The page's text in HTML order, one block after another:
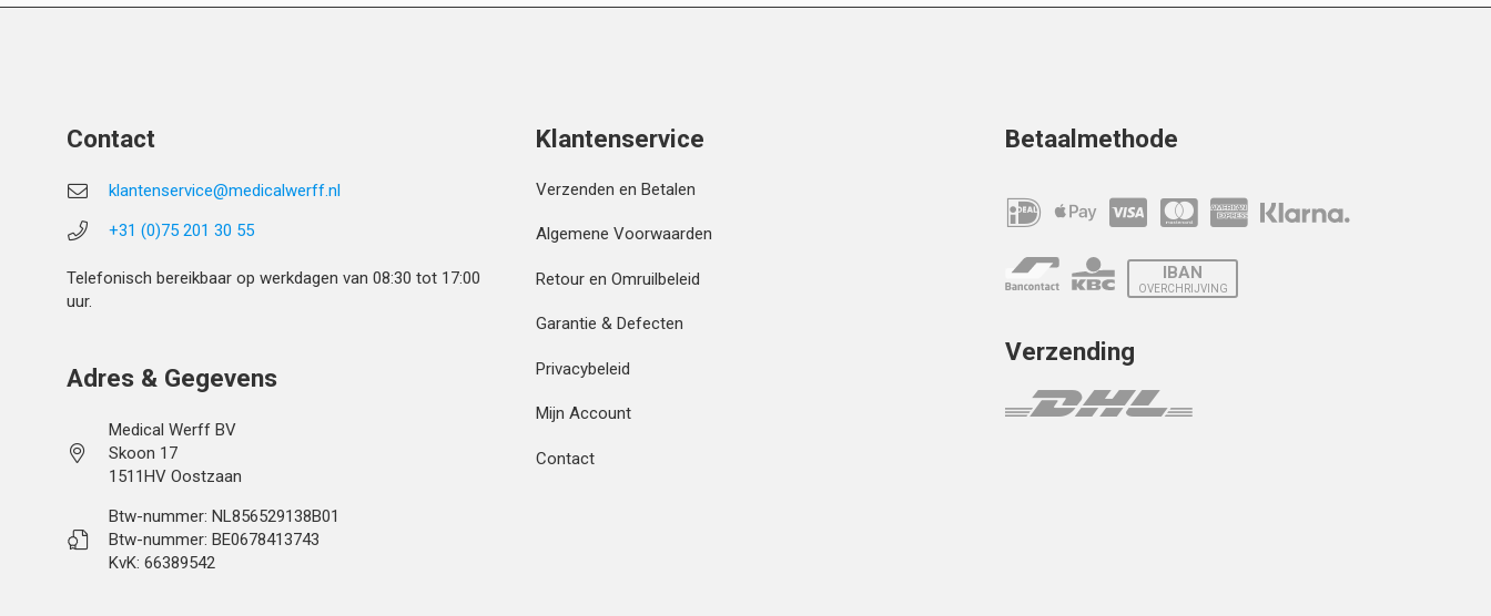
Contact
klantenservice@medicalwerff.nl
+31 (0)75 201 30 55
Telefonisch bereikbaar op werkdagen van 08:30 tot 17:00
uur.
Adres & Gegevens
Medical Werff BV
Skoon 17
1511HV Oostzaan
Btw-nummer: NL856529138B01
Btw-nummer: BE0678413743
KvK: 66389542
Klantenservice
Verzenden en Betalen
Algemene Voorwaarden
Retour en Omruilbeleid
Garantie & Defecten
Privacybeleid
Mijn Account
Contact
Betaalmethode
IBAN
OVERCHRIJVING
Verzending